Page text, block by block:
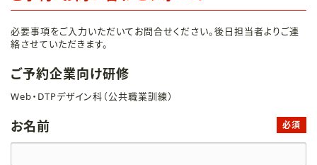
必要事項をご入力いただいてお問合せください。後日担当者よりご連
絡させていただきます。
ご予約企業向け研修
Web・DTPデザイン科（公共職業訓練）
お名前 必須